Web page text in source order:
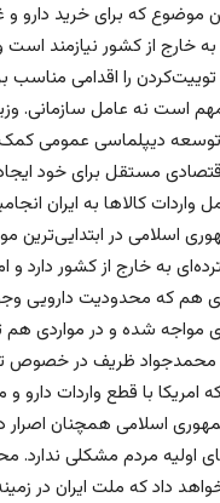
موضوع که برای خرید دارو و
خارج از کشور نیازمند
را اقدامی مناسب
است نه عامل سازمانی.
توسعه دیپلماسی عمومی
مستقل برای خود
کالاها به ایران
در ابتدایی‌ترین
به خارج از کشور دارد و
هم که محدودیت دارویی
مواجه شده و در مواردی
محمدجواد ظریف در خصوص
با قطع واردات دارو و
اسلامی همچنان اصرار
اولیه مردم مشکلی ندارد.
داد که ملت ایران در